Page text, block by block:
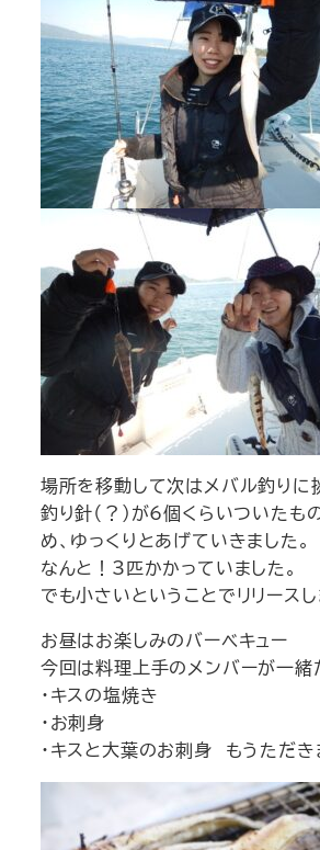
場所を移動して次はメバル釣りに
釣り針（？）が6個くらいついたも
め、ゆっくりとあげていきました。
なんと！3匹かかっていました。
でも小さいということでリリースし
お昼はお楽しみのバーベキュー
今回は料理上手のメンバーが一緒
・キスの塩焼き
・お刺身
・キスと大葉のお刺身 もうただき